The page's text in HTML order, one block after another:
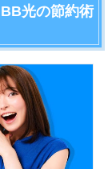
光の節約術